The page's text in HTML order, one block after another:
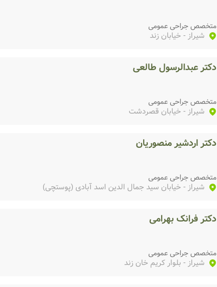
متخصص جراحی عمومی
شیراز- خیابان زند
دکتر عبدالرسول طالعی
متخصص جراحی عمومی
شیراز- خیابان قصردشت
دکتر اردشیر منصوریان
متخصص جراحی عمومی
شیراز- خیابان سید جمال الدین اسد آبادی (پوستچی)
دکتر فرانک بهرامی
متخصص جراحی عمومی
شیراز- بلوار کریم خان زند